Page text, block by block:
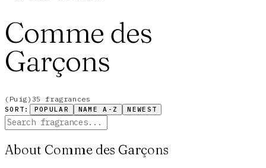
Comme des
Garçons
( Puig ) 35 fragrances
SORT: POPULAR NAME A-Z NEWEST
About Comme des Garçons